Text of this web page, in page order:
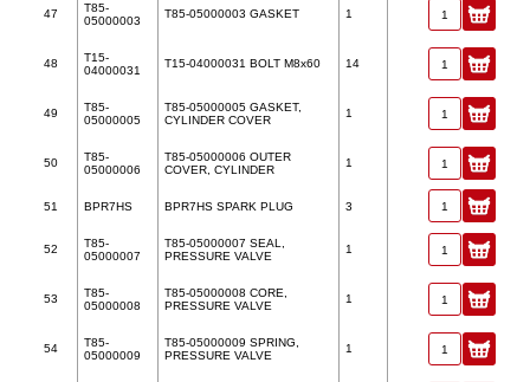
47
T85-
05000003
T85-05000003 GASKET 1
48
T15-
04000031
T15-04000031 BOLT M8x60 14
49
T85-
05000005
T85-05000005 GASKET,
CYLINDER COVER
1
50
T85-
05000006
T85-05000006 OUTER
COVER, CYLINDER
1
51 BPR7HS BPR7HS SPARK PLUG 3
52
T85-
05000007
T85-05000007 SEAL,
PRESSURE VALVE
1
53
T85-
05000008
T85-05000008 CORE,
PRESSURE VALVE
1
54
T85-
05000009
T85-05000009 SPRING,
PRESSURE VALVE
1